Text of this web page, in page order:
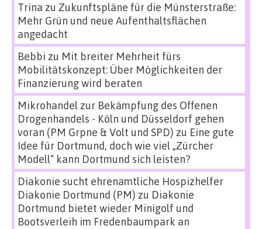
Trina zu Zukunftspläne für die Münsterstraße:
Mehr Grün und neue Aufenthaltsflächen
angedacht
Bebbi zu Mit breiter Mehrheit fürs
Mobilitätskonzept: Über Möglichkeiten der
Finanzierung wird beraten
Mikrohandel zur Bekämpfung des Offenen
Drogenhandels - Köln und Düsseldorf gehen
voran (PM Grpne & Volt und SPD) zu Eine gute
Idee für Dortmund, doch wie viel „Zürcher
Modell“ kann Dortmund sich leisten?
Diakonie sucht ehrenamtliche Hospizhelfer
Diakonie Dortmund (PM) zu Diakonie
Dortmund bietet wieder Minigolf und
Bootsverleih im Fredenbaumpark an